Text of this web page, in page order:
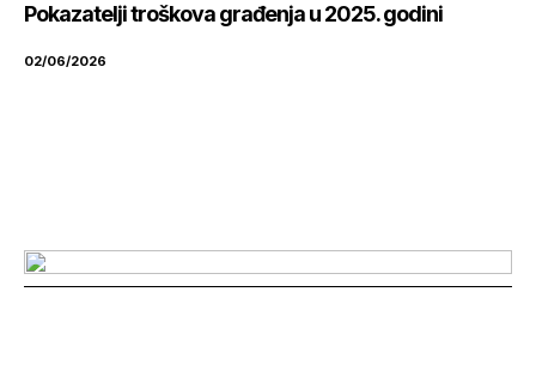
Pokazatelji troškova građenja u 2025. godini
02/06/2026